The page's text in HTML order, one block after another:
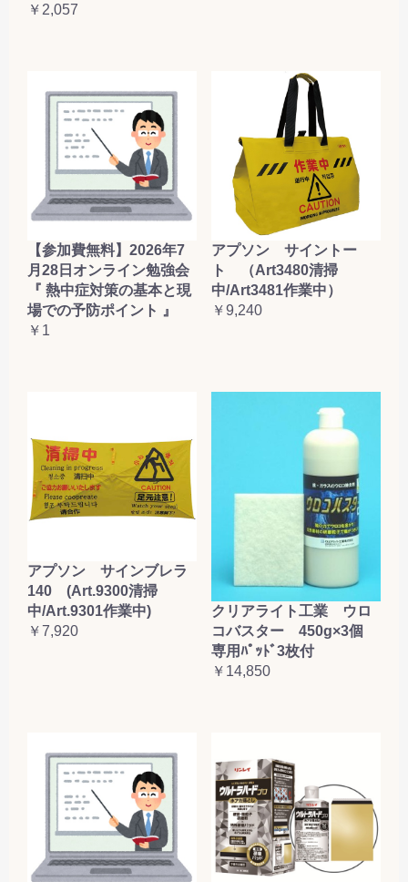
￥2,057
【参加費無料】2026年7
月28日オンライン勉強会
『 熱中症対策の基本と現
場での予防ポイント 』
￥1
アプソン サイントー
ト （Art3480清掃
中/Art3481作業中）
￥9,240
アプソン サインブレラ
140 (Art.9300清掃
中/Art.9301作業中)
￥7,920
クリアライト工業 ウロ
コバスター 450g×3個
専用ﾊﾟｯﾄﾞ3枚付
￥14,850